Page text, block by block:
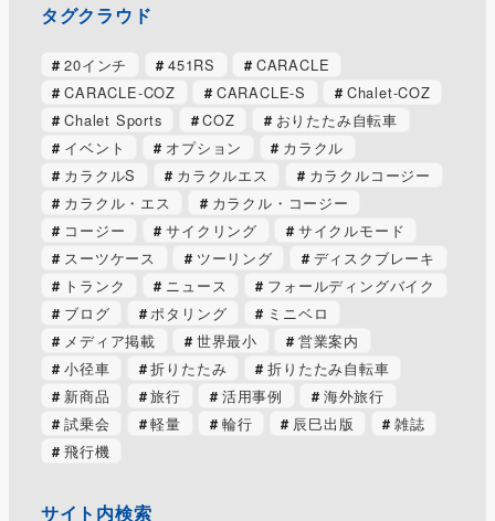
タグクラウド
20インチ 451RS
CARACLE
CARACLE-COZ
CARACLE-S
Chalet-COZ
Chalet Sports
COZ
おりたたみ自転車
イベント
オプション
カラクル
カラクルS
カラクルエス
カラクルコージー
カラクル・エス
カラクル・コージー
コージー
サイクリング
サイクルモード
スーツケース
ツーリング
ディスクブレーキ
トランク
ニュース
フォールディングバイク
ブログ
ポタリング
ミニベロ
メディア掲載
世界最小
営業案内
小径車
折りたたみ
折りたたみ自転車
新商品
旅行 活用事例
海外旅行
試乗会
軽量 輪行 辰巳出版
雑誌
飛行機
サイト内検索